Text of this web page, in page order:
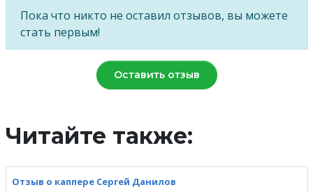
Пока что никто не оставил отзывов, вы можете
стать первым!
Оставить отзыв
Читайте также:
Отзыв о каппере Сергей Данилов